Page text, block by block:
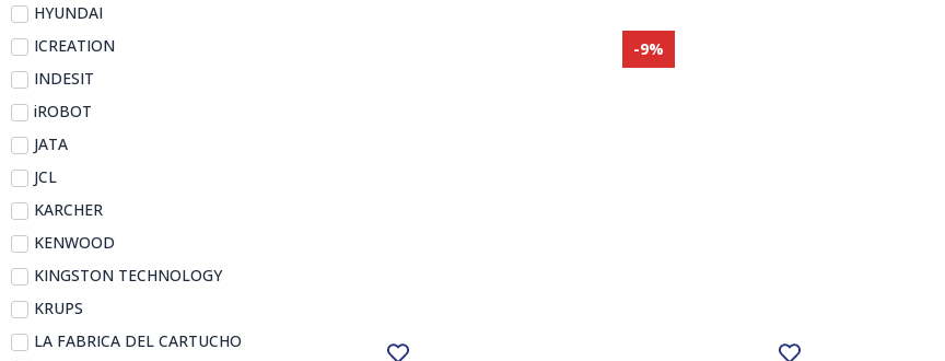
HYUNDAI
ICREATION
INDESIT
iROBOT
JATA
JCL
KARCHER
KENWOOD
KINGSTON TECHNOLOGY
KRUPS
LA FABRICA DEL CARTUCHO
-9%